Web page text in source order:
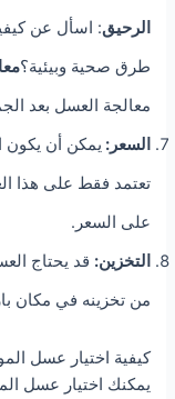
الرحيق: اسأل عن
طرق صحية وبيئية؟
معالجة العسل بعد
السعر: يمكن أن يكون
تعتمد فقط على هذا
على السعر.
التخزين: قد يحتاج
من تخزينه في مكان
كيفية اختيار عسل
يمكنك اختيار عسل